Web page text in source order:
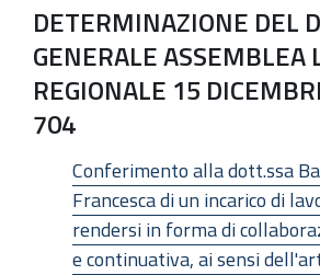
DETERMINAZIONE DEL
GENERALE ASSEMBLEA
REGIONALE 15
704
Conferimento alla dott.ssa
Francesca di un incarico di
rendersi in forma di
e continuativa, ai sensi